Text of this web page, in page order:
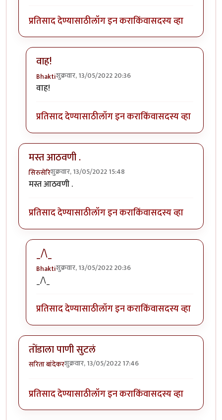
प्रतिसाद देण्यासाठीलॉग इन कराकिंवासदस्य व्हा
वाह!
Bhaktiशुक्रवार, 13/05/2022 20:36
In reply to
वाह!
प्रतिसाद देण्यासाठीलॉग इन कराकिंवासदस्य व्हा
मस्त आठवणी .
सिरुसेरिशुक्रवार, 13/05/2022 15:48
मस्त आठवणी .
प्रतिसाद देण्यासाठीलॉग इन कराकिंवासदस्य व्हा
_/\_
Bhaktiशुक्रवार, 13/05/2022 20:36
In reply to
_/\_
प्रतिसाद देण्यासाठीलॉग इन कराकिंवासदस्य व्हा
तोंडाला पाणी सुटलं
सरिता बांदेकरशुक्रवार, 13/05/2022 17:46
प्रतिसाद देण्यासाठीलॉग इन कराकिंवासदस्य व्हा